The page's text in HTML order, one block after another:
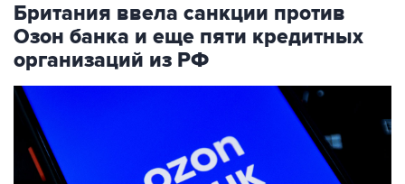
Британия ввела санкции против
Озон банка и еще пяти кредитных
организаций из РФ